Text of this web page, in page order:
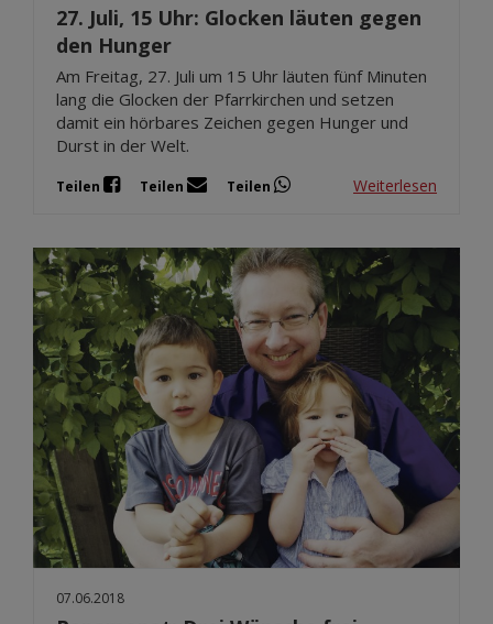
27. Juli, 15 Uhr: Glocken läuten gegen
den Hunger
Am Freitag, 27. Juli um 15 Uhr läuten fünf Minuten
lang die Glocken der Pfarrkirchen und setzen
damit ein hörbares Zeichen gegen Hunger und
Durst in der Welt.
Teilen Teilen Teilen Weiterlesen
07.06.2018